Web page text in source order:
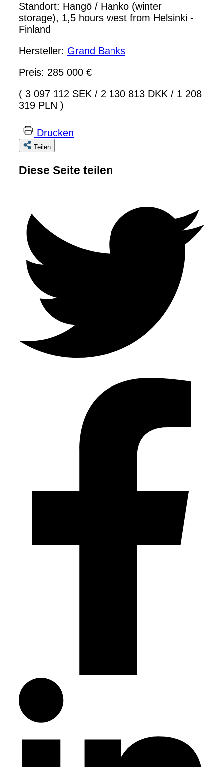
Standort: Hangö / Hanko (winter
storage), 1,5 hours west from Helsinki -
Finland
Hersteller: Grand Banks
Preis: 285 000 €
( 3 097 112 SEK / 2 130 813 DKK / 1 208
319 PLN )
Drucken
Teilen
Diese Seite teilen